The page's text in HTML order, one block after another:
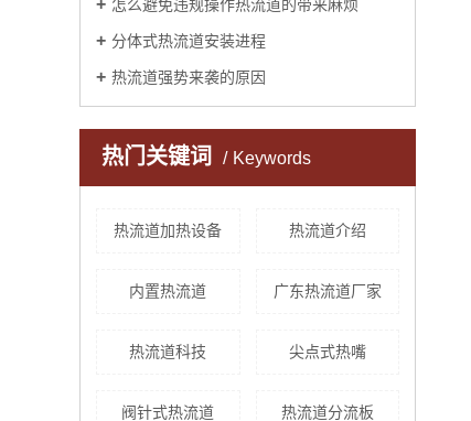
怎么避免违规操作热流道的带来麻烦
分体式热流道安装进程
热流道强势来袭的原因
热门关键词 Keywords
热流道加热设备 热流道介绍
内置热流道 广东热流道厂家
热流道科技 尖点式热嘴
阀针式热流道 热流道分流板